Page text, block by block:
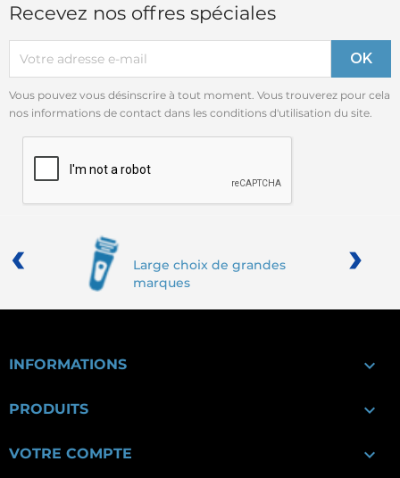
Recevez nos offres spéciales
Vous pouvez vous désinscrire à tout moment. Vous trouverez pour cela
nos informations de contact dans les conditions d'utilisation du site.
Large choix de grandes
marques
‹ ›
INFORMATIONS 
PRODUITS 
VOTRE COMPTE 